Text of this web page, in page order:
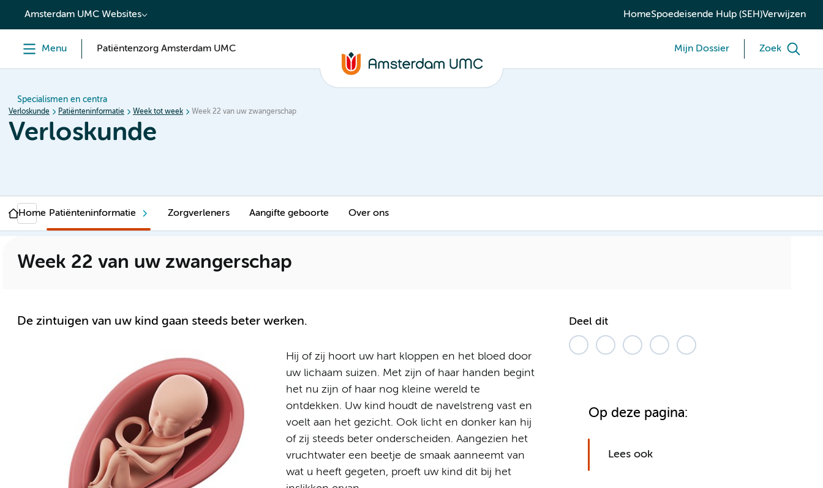
content
Amsterdam UMC Websites HomeSpoedeisende Hulp (SEH)Verwijzen
Menu Patiëntenzorg Amsterdam UMC Mijn Dossier Zoek
Specialismen en centra
Verloskunde Patiënteninformatie Week tot week Week 22 van uw zwangerschap
Verloskunde
Home Patiënteninformatie Zorgverleners Aangifte geboorte Over ons
Week 22 van uw zwangerschap
De zintuigen van uw kind gaan steeds beter werken.
Hij of zij hoort uw hart kloppen en het bloed door
uw lichaam suizen. Met zijn of haar handen begint
het nu zijn of haar nog kleine wereld te
ontdekken. Uw kind houdt de navelstreng vast en
voelt aan het gezicht. Ook licht en donker kan hij
of zij steeds beter onderscheiden. Aangezien het
vruchtwater een beetje de smaak aanneemt van
wat u heeft gegeten, proeft uw kind dit bij het
Deel dit
Op deze pagina:
Lees ook